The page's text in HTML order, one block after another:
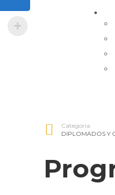
Categoría:
DIPLOMADOS Y